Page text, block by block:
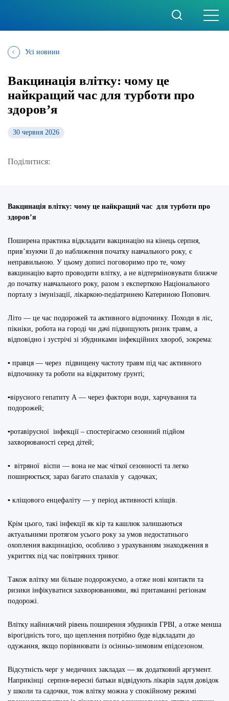
Усі новини
Вакцинація влітку: чому це
найкращий час для турботи про
здоров’я
30 червня 2026
Поділитися:
Вакцинація влітку: чому це найкращий час для турботи про
здоров’я
Поширена практика відкладати вакцинацію на кінець серпня,
прив’язуючи її до наближення початку навчального року, є
неправильною. У цьому дописі поговоримо про те, чому
вакцинацію варто проводити влітку, а не відтерміновувати ближче
до початку навчального року, разом з експерткою Національного
порталу з імунізації, лікаркою-педіатринею Катериною Попович.
Літо — це час подорожей та активного відпочинку. Походи в ліс,
пікніки, робота на городі чи дачі підвищують ризик травм, а
відповідно і зустрічі зі збудниками інфекційних хвороб, зокрема:
▪ правця — через підвищену частоту травм під час активного
відпочинку та роботи на відкритому ґрунті;
▪вірусного гепатиту А — через фактори води, харчування та
подорожей;
▪ротавірусної інфекції – спостерігаємо сезонний підйом
захворюваності серед дітей;
▪ вітряної віспи — вона не має чіткої сезонності та легко
поширюється; зараз багато спалахів у садочках;
▪ кліщового енцефаліту — у період активності кліщів.
Крім цього, такі інфекції як кір та кашлюк залишаються
актуальними протягом усього року за умов недостатнього
охоплення вакцинацією, особливо з урахуванням знаходження в
укриттях під час повітряних тривог.
Також влітку ми більше подорожуємо, а отже нові контакти та
ризики інфікуватися захворюваннями, які притаманні регіонам
подорожі.
Влітку найнижчий рівень поширення збудників ГРВІ, а отже менша
вірогідність того, що щеплення потрібно буде відкладати до
одужання, якщо порівнювати із осінньо-зимовим епідсезоном.
Відсутність черг у медичних закладах — як додатковий аргумент.
Наприкінці серпня-вересні батьки відвідують лікарів задля довідок
у школи та садочки, тож влітку можна у спокійному режимі